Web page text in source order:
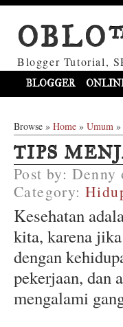
Blogger Tutorial,
BLOGGER
Browse » Home » Umum »
TIPS
Post by: Denny
Category:
Kesehatan
kita, karena
dengan
pekerjaan, dan
mengalami